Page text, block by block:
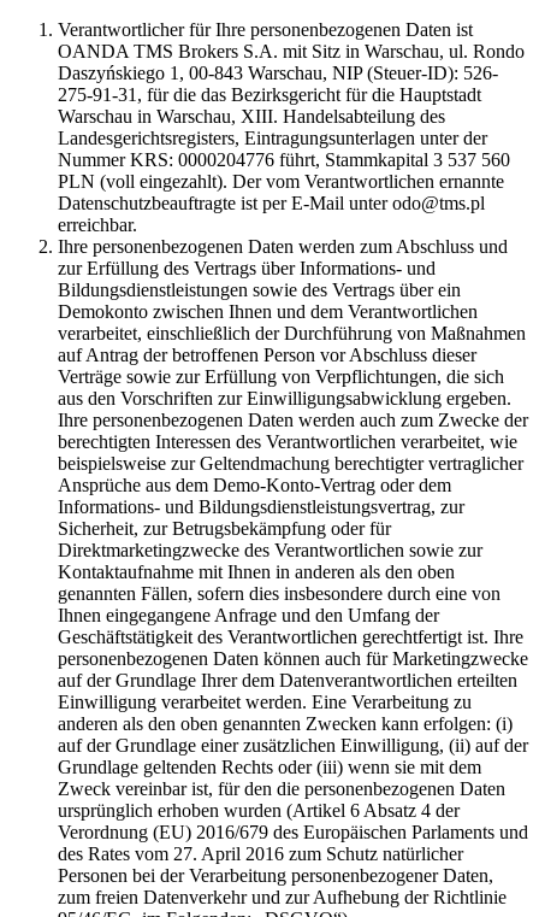
Verantwortlicher für Ihre personenbezogenen Daten ist
OANDA TMS Brokers S.A. mit Sitz in Warschau, ul. Rondo
Daszyńskiego 1, 00-843 Warschau, NIP (Steuer-ID): 526-
275-91-31, für die das Bezirksgericht für die Hauptstadt
Warschau in Warschau, XIII. Handelsabteilung des
Landesgerichtsregisters, Eintragungsunterlagen unter der
Nummer KRS: 0000204776 führt, Stammkapital 3 537 560
PLN (voll eingezahlt). Der vom Verantwortlichen ernannte
Datenschutzbeauftragte ist per E-Mail unter odo@tms.pl
erreichbar.
Ihre personenbezogenen Daten werden zum Abschluss und
zur Erfüllung des Vertrags über Informations- und
Bildungsdienstleistungen sowie des Vertrags über ein
Demokonto zwischen Ihnen und dem Verantwortlichen
verarbeitet, einschließlich der Durchführung von Maßnahmen
auf Antrag der betroffenen Person vor Abschluss dieser
Verträge sowie zur Erfüllung von Verpflichtungen, die sich
aus den Vorschriften zur Einwilligungsabwicklung ergeben.
Ihre personenbezogenen Daten werden auch zum Zwecke der
berechtigten Interessen des Verantwortlichen verarbeitet, wie
beispielsweise zur Geltendmachung berechtigter vertraglicher
Ansprüche aus dem Demo-Konto-Vertrag oder dem
Informations- und Bildungsdienstleistungsvertrag, zur
Sicherheit, zur Betrugsbekämpfung oder für
Direktmarketingzwecke des Verantwortlichen sowie zur
Kontaktaufnahme mit Ihnen in anderen als den oben
genannten Fällen, sofern dies insbesondere durch eine von
Ihnen eingegangene Anfrage und den Umfang der
Geschäftstätigkeit des Verantwortlichen gerechtfertigt ist. Ihre
personenbezogenen Daten können auch für Marketingzwecke
auf der Grundlage Ihrer dem Datenverantwortlichen erteilten
Einwilligung verarbeitet werden. Eine Verarbeitung zu
anderen als den oben genannten Zwecken kann erfolgen: (i)
auf der Grundlage einer zusätzlichen Einwilligung, (ii) auf der
Grundlage geltenden Rechts oder (iii) wenn sie mit dem
Zweck vereinbar ist, für den die personenbezogenen Daten
ursprünglich erhoben wurden (Artikel 6 Absatz 4 der
Verordnung (EU) 2016/679 des Europäischen Parlaments und
des Rates vom 27. April 2016 zum Schutz natürlicher
Personen bei der Verarbeitung personenbezogener Daten,
zum freien Datenverkehr und zur Aufhebung der Richtlinie